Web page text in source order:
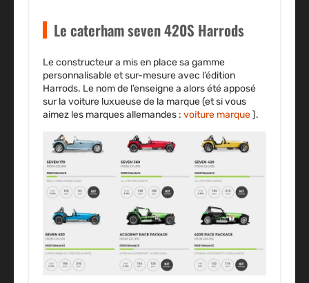
Le caterham seven 420S Harrods
Le constructeur a mis en place sa gamme
personnalisable et sur-mesureavec l’édition
Harrods. Le nom de l’enseigne a alors été apposé
sur la voiture luxueuse de la marque (et si vous
aimez les marques allemandes : voiture marque).